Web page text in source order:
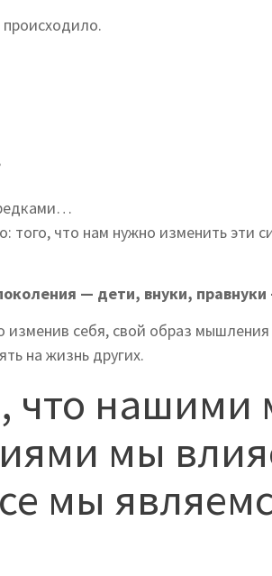
того, что нам нужно изменить эти
— дети, внуки,
себя, свой образ
на жизнь других.
что нашими
мы
мы